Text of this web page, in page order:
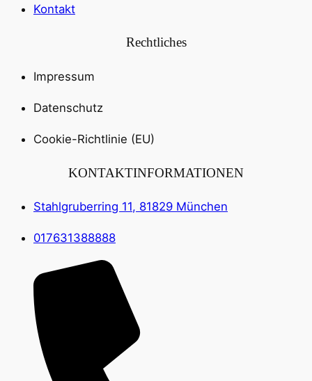
Kontakt
Rechtliches
Impressum
Datenschutz
Cookie-Richtlinie (EU)
KONTAKTINFORMATIONEN
Stahlgruberring 11, 81829 München
017631388888